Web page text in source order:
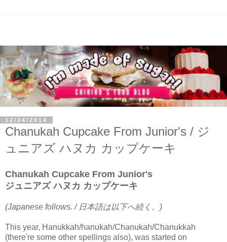
12/24/2014
Chanukah Cupcake From Junior's / ジ
ュニアズ ハヌカ カップケーキ
Chanukah Cupcake From Junior's
ジュニアズ ハヌカ カップケーキ
(Japanese follows. / 日本語は以下へ続く。)
This year, Hanukkah/hanukah/Chanukah/Chanukkah
(there're some other spellings also), was started on